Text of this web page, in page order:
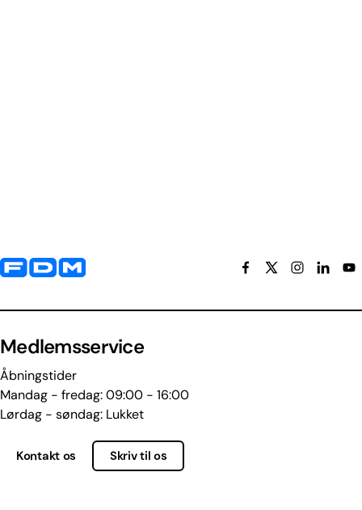
Yderligere information og kontaktoplysninger
Medlemsservice
Åbningstider
Mandag - fredag: 09:00 - 16:00
Lørdag - søndag: Lukket
Kontakt os Skriv til os